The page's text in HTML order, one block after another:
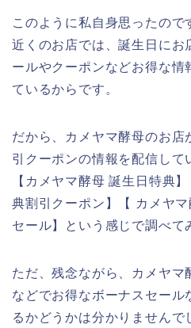
このように私自身思ったので
近くのお店では、誕生日にお
ールやクーポンなどお得な情
ているからです。
だから、カメヤマ酵母のお店
引クーポンの情報を配信して
【カメヤマ酵母 誕生日特典
典割引クーポン】【 カメヤ
セール】という感じで調べて
ただ、残念ながら、カメヤマ
などでお得なボーナスセール
るかどうかは分かりませんで